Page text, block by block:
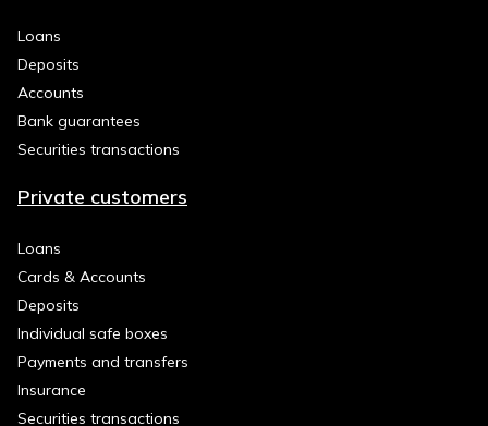
Loans
Deposits
Accounts
Bank guarantees
Securities transactions
Private customers
Loans
Cards & Accounts
Deposits
Individual safe boxes
Payments and transfers
Insurance
Securities transactions